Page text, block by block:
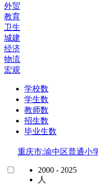
外贸
教育
卫生
城建
经济
物流
宏观
学校数
学生数
教师数
招生数
毕业生数
重庆市:渝中区普通小
2000 - 2025
人